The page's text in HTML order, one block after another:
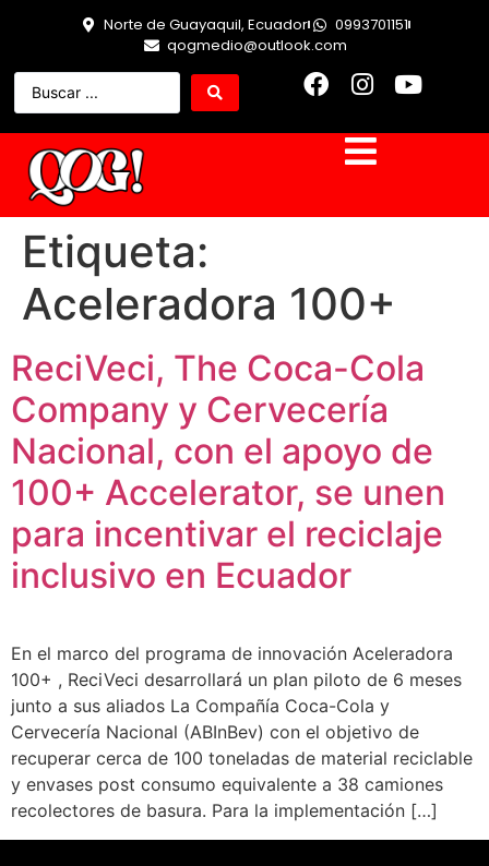
Norte de Guayaquil, Ecuador
0993701151
qogmedio@outlook.com
Etiqueta:
Aceleradora 100+
ReciVeci, The Coca-Cola
Company y Cervecería
Nacional, con el apoyo de
100+ Accelerator, se unen
para incentivar el reciclaje
inclusivo en Ecuador
En el marco del programa de innovación Aceleradora
100+ , ReciVeci desarrollará un plan piloto de 6 meses
junto a sus aliados La Compañía Coca-Cola y
Cervecería Nacional (ABInBev) con el objetivo de
recuperar cerca de 100 toneladas de material reciclable
y envases post consumo equivalente a 38 camiones
recolectores de basura. Para la implementación […]